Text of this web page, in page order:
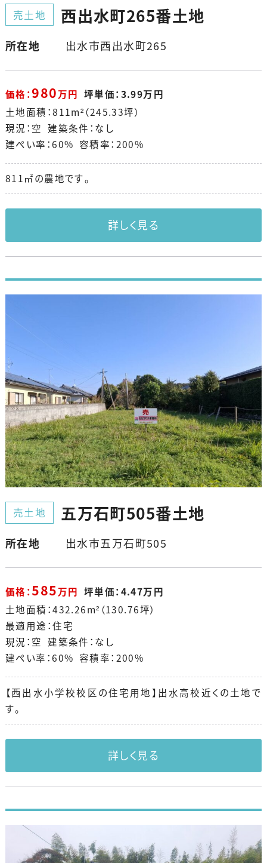
売土地 西出水町265番土地
所在地 出水市西出水町265
価格：980万円 坪単価：3.99万円
土地面積：811m²（245.33坪）
現況：空 建築条件：なし
建ぺい率：60% 容積率：200%
811㎡の農地です。
詳しく見る
売土地 五万石町505番土地
所在地 出水市五万石町505
価格：585万円 坪単価：4.47万円
土地面積：432.26m²（130.76坪）
最適用途：住宅
現況：空 建築条件：なし
建ぺい率：60% 容積率：200%
【西出水小学校校区の住宅用地】出水高校近くの土地で
す。
詳しく見る